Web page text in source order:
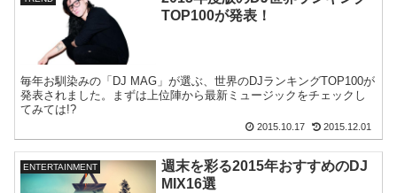
TOP100が発表！
毎年お馴染みの「DJ MAG」が選ぶ、世界のDJランキングTOP100が
発表されました。まずは上位陣から最新ミュージックをチェックし
てみては!?
2015.10.17 2015.12.01
ENTERTAINMENT
週末を彩る2015年おすすめのDJ
MIX16選